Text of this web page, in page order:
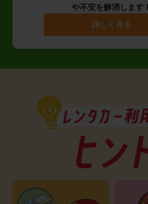
や不安を解消します！
詳しく見る